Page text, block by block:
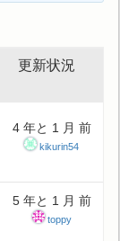
更新状況
4 年と 1 月 前
kikurin54
5 年と 1 月 前
toppy